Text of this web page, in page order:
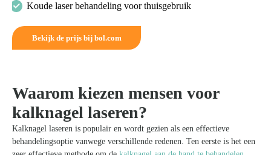
Koude laser behandeling voor thuisgebruik
Bekijk de prijs bij bol.com
Waarom kiezen mensen voor
kalknagel laseren?
Kalknagel laseren is populair en wordt gezien als een effectieve
behandelingsoptie vanwege verschillende redenen. Ten eerste is het een